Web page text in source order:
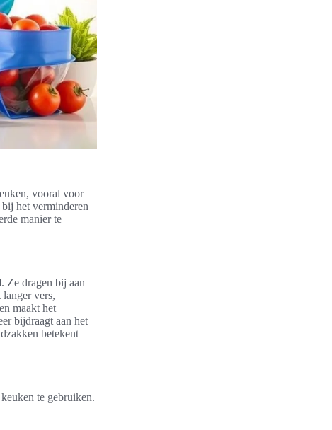
vooral voor
het verminderen
manier te
. Ze dragen bij aan
vers,
maakt het
bijdraagt aan het
betekent
te gebruiken.